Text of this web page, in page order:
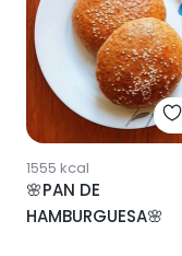
1555 kcal
🌸PAN DE
HAMBURGUESA🌸